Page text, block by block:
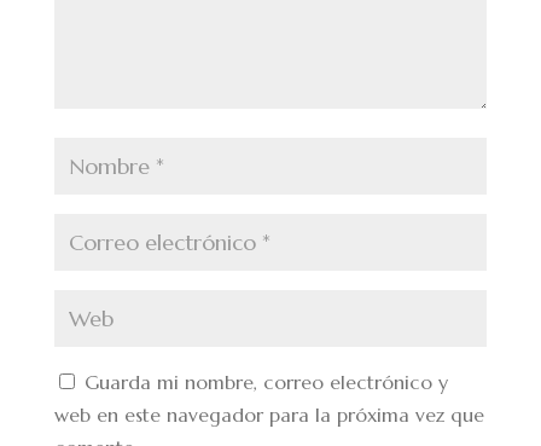
Guarda mi nombre, correo electrónico y
web en este navegador para la próxima vez que